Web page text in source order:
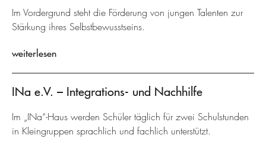
Im Vordergrund steht die Förderung von jungen Talenten zur
Stärkung ihres Selbstbewusstseins.
weiterlesen
INa e.V. – Integrations- und Nachhilfe
Im „INa“-Haus werden Schüler täglich für zwei Schulstunden
in Kleingruppen sprachlich und fachlich unterstützt.